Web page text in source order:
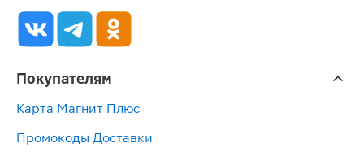
Покупателям
Карта Магнит Плюс
Промокоды Доставки